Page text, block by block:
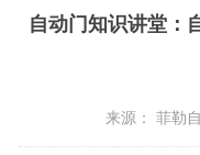
自动门知识讲堂：
来源： 菲勒